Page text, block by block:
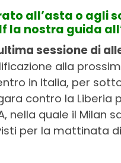
all’asta o agli
la nostra guida
sessione di
alla
in Italia, per
contro la Liberia
nella quale il Milan
per la mattinata